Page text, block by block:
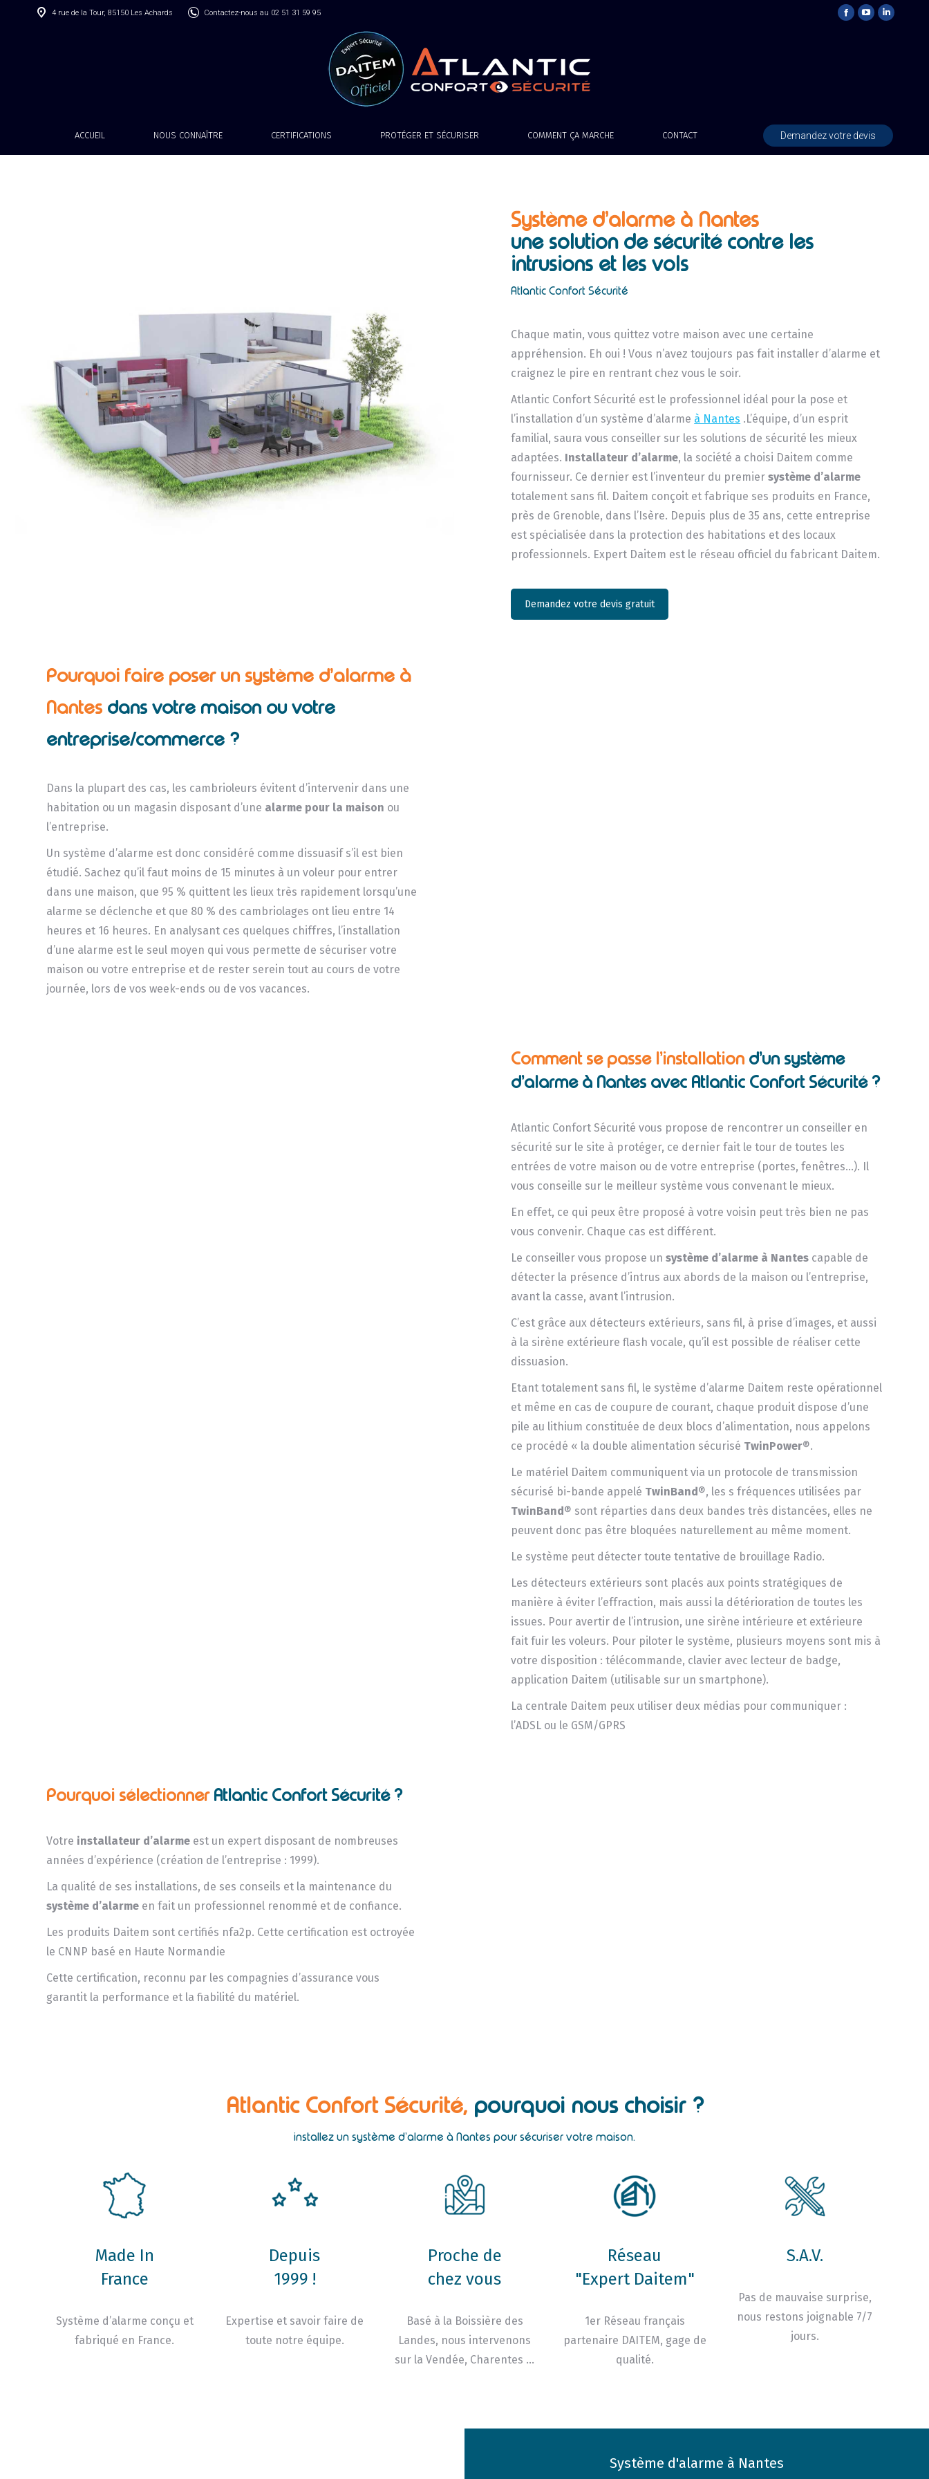
4 rue de la Tour, 85150 Les Achards Contactez-nous au 02 51 31 59 95
ACCUEIL NOUS CONNAÎTRE CERTIFICATIONS PROTÉGER ET SÉCURISER COMMENT ÇA MARCHE CONTACT Demandez votre devis
Système d’alarme à Nantes
une solution de sécurité contre les
intrusions et les vols
Atlantic Confort Sécurité
Chaque matin, vous quittez votre maison avec une certaine
appréhension. Eh oui ! Vous n’avez toujours pas fait installer d’alarme et
craignez le pire en rentrant chez vous le soir.
Atlantic Confort Sécurité est le professionnel idéal pour la pose et
l’installation d’un système d’alarme à Nantes .L’équipe, d’un esprit
familial, saura vous conseiller sur les solutions de sécurité les mieux
adaptées. Installateur d’alarme, la société a choisi Daitem comme
fournisseur. Ce dernier est l’inventeur du premiersystème d’alarme
totalement sans fil. Daitem conçoit et fabrique ses produits en France,
près de Grenoble, dans l’Isère. Depuis plus de 35 ans, cette entreprise
est spécialisée dans la protection des habitations et des locaux
professionnels. Expert Daitem est le réseau officiel du fabricant Daitem.
Demandez votre devis gratuit
Pourquoi faire poser un système d’alarme à
Nantes dans votre maison ou votre
entreprise/commerce ?
Dans la plupart des cas, les cambrioleurs évitent d’intervenir dans une
habitation ou un magasin disposant d’une alarme pour la maison ou
l’entreprise.
Un système d’alarme est donc considéré comme dissuasif s’il est bien
étudié. Sachez qu’il faut moins de 15 minutes à un voleur pour entrer
dans une maison, que 95 % quittent les lieux très rapidement lorsqu’une
alarme se déclenche et que 80 % des cambriolages ont lieu entre 14
heures et 16 heures. En analysant ces quelques chiffres, l’installation
d’une alarme est le seul moyen qui vous permette de sécuriser votre
maison ou votre entreprise et de rester serein tout au cours de votre
journée, lors de vos week-ends ou de vos vacances.
Comment se passe l’installation d’un système
d’alarme à Nantes avec Atlantic Confort Sécurité ?
Atlantic Confort Sécurité vous propose de rencontrer un conseiller en
sécurité sur le site à protéger, ce dernier fait le tour de toutes les
entrées de votre maison ou de votre entreprise (portes, fenêtres…). Il
vous conseille sur le meilleur système vous convenant le mieux.
En effet, ce qui peux être proposé à votre voisin peut très bien ne pas
vous convenir. Chaque cas est différent.
Le conseiller vous propose unsystème d’alarme à Nantes capable de
détecter la présence d’intrus aux abords de la maison ou l’entreprise,
avant la casse, avant l’intrusion.
C’est grâce aux détecteurs extérieurs, sans fil, à prise d’images, et aussi
à la sirène extérieure flash vocale, qu’il est possible de réaliser cette
dissuasion.
Etant totalement sans fil, le système d’alarme Daitem reste opérationnel
et même en cas de coupure de courant, chaque produit dispose d’une
pile au lithium constituée de deux blocs d’alimentation, nous appelons
ce procédé « la double alimentation sécurisé TwinPower®.
Le matériel Daitem communiquent via un protocole de transmission
sécurisé bi-bande appelé TwinBand®, les s fréquences utilisées par
TwinBand® sont réparties dans deux bandes très distancées, elles ne
peuvent donc pas être bloquées naturellement au même moment.
Le système peut détecter toute tentative de brouillage Radio.
Les détecteurs extérieurs sont placés aux points stratégiques de
manière à éviter l’effraction, mais aussi la détérioration de toutes les
issues. Pour avertir de l’intrusion, une sirène intérieure et extérieure
fait fuir les voleurs. Pour piloter le système, plusieurs moyens sont mis à
votre disposition : télécommande, clavier avec lecteur de badge,
application Daitem (utilisable sur un smartphone).
La centrale Daitem peux utiliser deux médias pour communiquer :
l’ADSL ou le GSM/GPRS
Pourquoi sélectionner Atlantic Confort Sécurité ?
Votre installateur d’alarme est un expert disposant de nombreuses
années d’expérience (création de l’entreprise : 1999).
La qualité de ses installations, de ses conseils et la maintenance du
système d’alarme en fait un professionnel renommé et de confiance.
Les produits Daitem sont certifiés nfa2p. Cette certification est octroyée
le CNNP basé en Haute Normandie
Cette certification, reconnu par les compagnies d’assurance vous
garantit la performance et la fiabilité du matériel.
Atlantic Confort Sécurité, pourquoi nous choisir ?
installez un système d’alarme à Nantes pour sécuriser votre maison.
Made In
France
Système d’alarme conçu et
fabriqué en France.
Depuis
1999 !
Expertise et savoir faire de
toute notre équipe.
Proche de
chez vous
Basé à la Boissière des
Landes, nous intervenons
sur la Vendée, Charentes …
Réseau
"Expert Daitem"
1er Réseau français
partenaire DAITEM, gage de
qualité.
S.A.V.
Pas de mauvaise surprise,
nous restons joignable 7/7
jours.
Système d'alarme à Nantes